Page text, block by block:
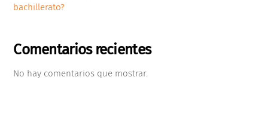
bachillerato?
Comentarios recientes
No hay comentarios que mostrar.